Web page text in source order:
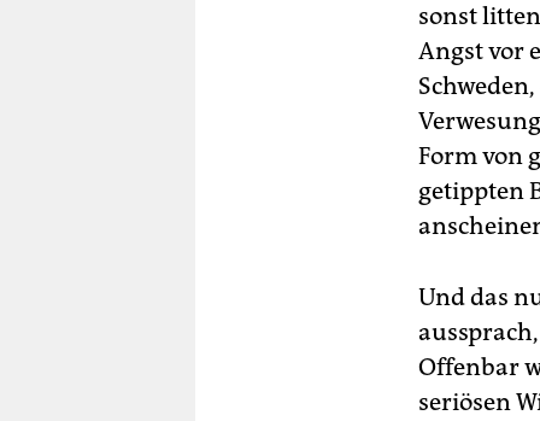
sonst
Angst vor
Form von
getippten
Und das
Offenbar
seriösen